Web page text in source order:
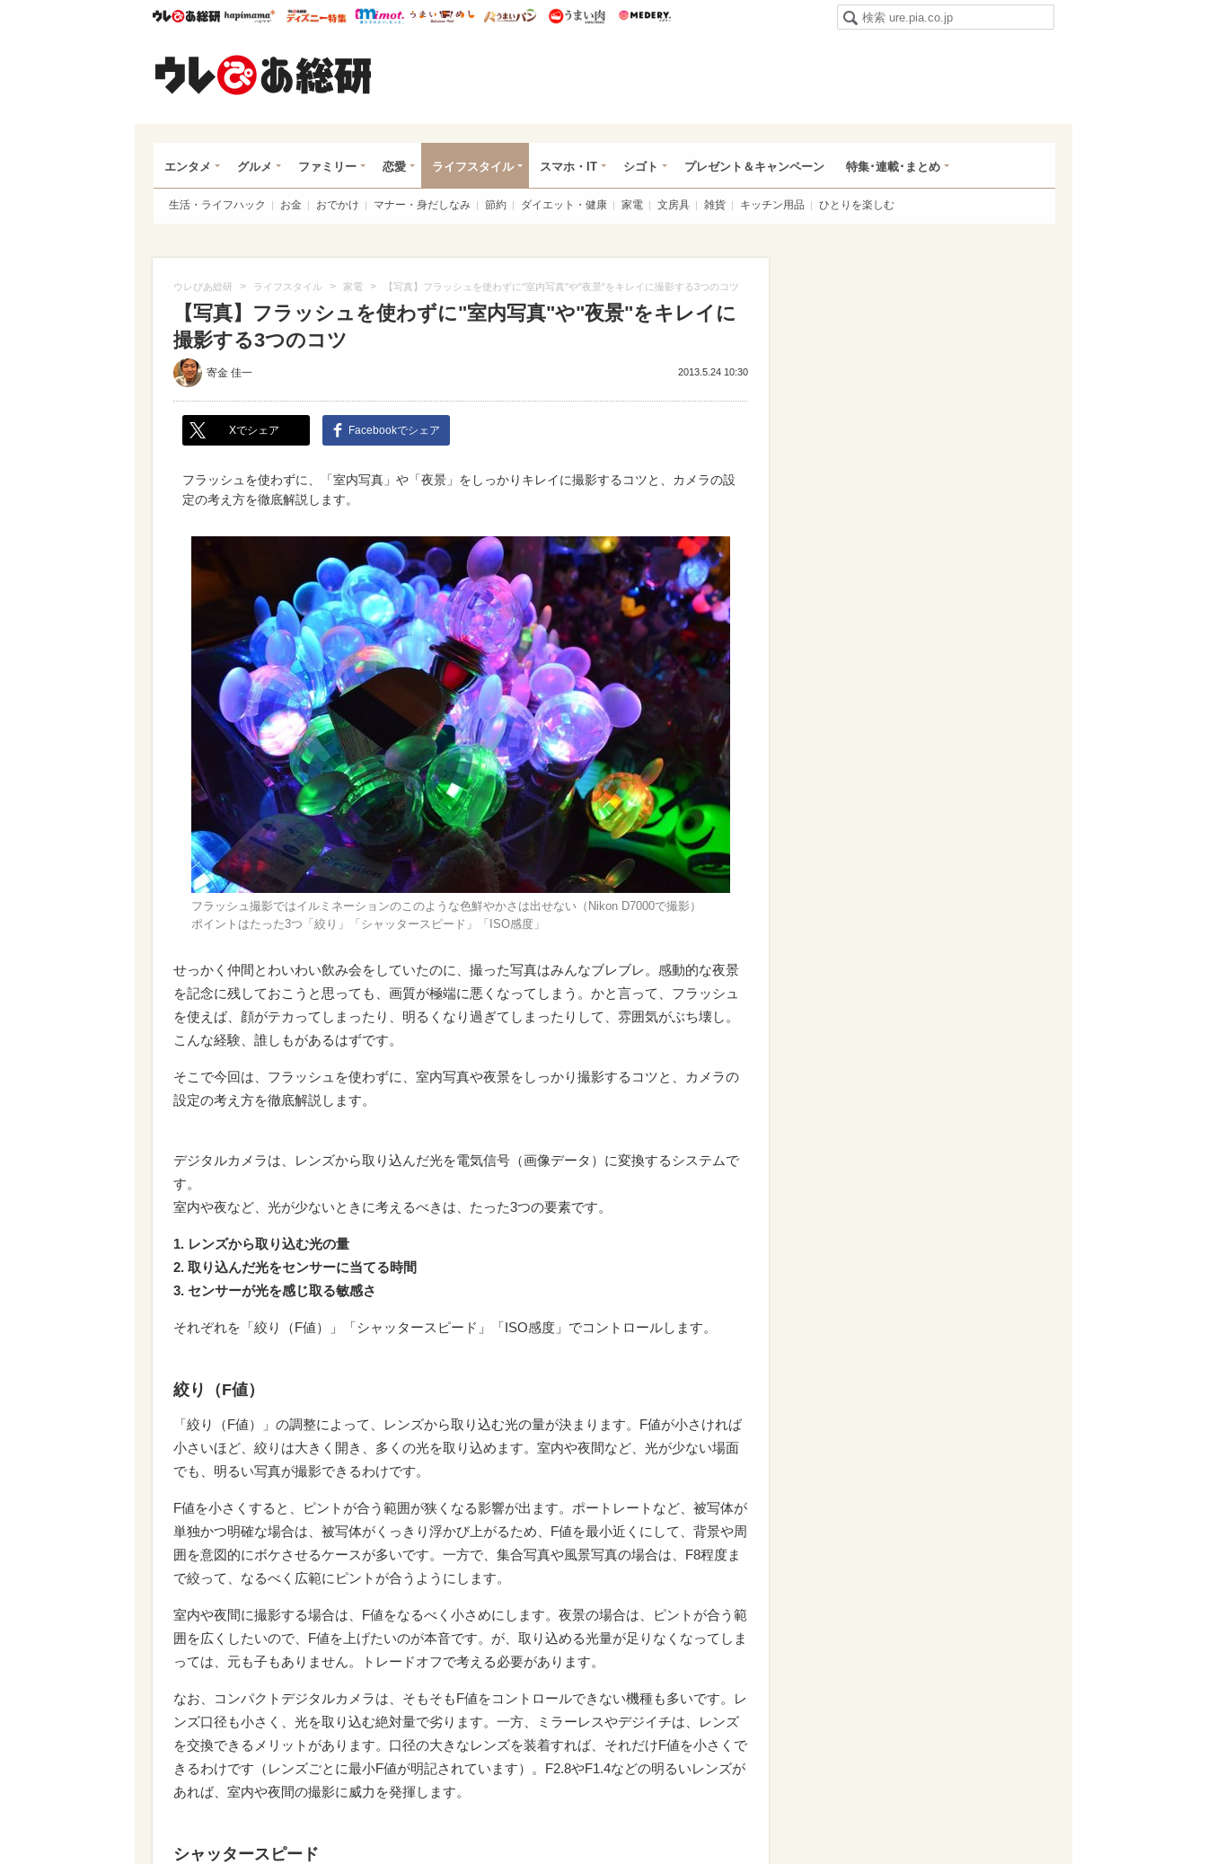
ウレぴあ総研ハピママ* ウレぴあ総研 ディズニー特集
mimot. うまいめし うまいパン うまい肉
エンタメ グルメ ファミリー 恋愛 ライフスタイル スマホ・IT シゴト プレゼント＆キャンペーン 特集･連載･まとめ
生活・ライフハック お金 おでかけ マナー・身だしなみ 節約 ダイエット・健康 家電 文房具 雑貨 キッチン用品 ひとりを楽しむ
ウレぴあ総研 > ライフスタイル > 家電 > 【写真】フラッシュを使わずに"室内写真"や"夜景"をキレイに撮影する3つのコツ
【写真】フラッシュを使わずに"室内写真"や"夜景"をキレイに
撮影する3つのコツ
寄金 佳一 2013.5.24 10:30
Xでシェア Facebookでシェア
フラッシュを使わずに、「室内写真」や「夜景」をしっかりキレイに撮影するコツと、カメラの設
定の考え方を徹底解説します。
フラッシュ撮影ではイルミネーションのこのような色鮮やかさは出せない（Nikon D7000で撮影）
ポイントはたった3つ「絞り」「シャッタースピード」「ISO感度」
せっかく仲間とわいわい飲み会をしていたのに、撮った写真はみんなブレブレ。感動的な夜景
を記念に残しておこうと思っても、画質が極端に悪くなってしまう。かと言って、フラッシュ
を使えば、顔がテカってしまったり、明るくなり過ぎてしまったりして、雰囲気がぶち壊し。
こんな経験、誰しもがあるはずです。
そこで今回は、フラッシュを使わずに、室内写真や夜景をしっかり撮影するコツと、カメラの
設定の考え方を徹底解説します。
デジタルカメラは、レンズから取り込んだ光を電気信号（画像データ）に変換するシステムで
す。
室内や夜など、光が少ないときに考えるべきは、たった3つの要素です。
1. レンズから取り込む光の量
2. 取り込んだ光をセンサーに当てる時間
3. センサーが光を感じ取る敏感さ
それぞれを「絞り（F値）」「シャッタースピード」「ISO感度」でコントロールします。
絞り（F値）
「絞り（F値）」の調整によって、レンズから取り込む光の量が決まります。F値が小さければ
小さいほど、絞りは大きく開き、多くの光を取り込めます。室内や夜間など、光が少ない場面
でも、明るい写真が撮影できるわけです。
F値を小さくすると、ピントが合う範囲が狭くなる影響が出ます。ポートレートなど、被写体が
単独かつ明確な場合は、被写体がくっきり浮かび上がるため、F値を最小近くにして、背景や周
囲を意図的にボケさせるケースが多いです。一方で、集合写真や風景写真の場合は、F8程度ま
で絞って、なるべく広範にピントが合うようにします。
室内や夜間に撮影する場合は、F値をなるべく小さめにします。夜景の場合は、ピントが合う範
囲を広くしたいので、F値を上げたいのが本音です。が、取り込める光量が足りなくなってしま
っては、元も子もありません。トレードオフで考える必要があります。
なお、コンパクトデジタルカメラは、そもそもF値をコントロールできない機種も多いです。レ
ンズ口径も小さく、光を取り込む絶対量で劣ります。一方、ミラーレスやデジイチは、レンズ
を交換できるメリットがあります。口径の大きなレンズを装着すれば、それだけF値を小さくで
きるわけです（レンズごとに最小F値が明記されています）。F2.8やF1.4などの明るいレンズが
あれば、室内や夜間の撮影に威力を発揮します。
シャッタースピード